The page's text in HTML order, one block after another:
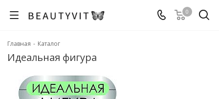
0
Главная - Каталог
Идеальная фигура